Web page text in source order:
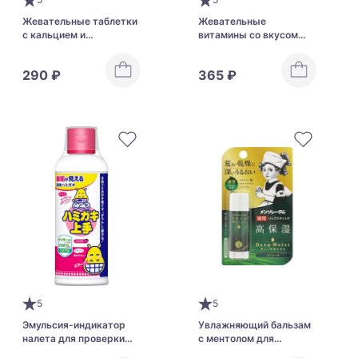
Жевательные таблетки
с кальцием и
Riken Children's Calcium
+ V.D Chewable
290 ₽
Жевательные
витамины со вкусом
поддержания ребенка в
период обучения Unimat
365 ₽
5
Эмульсия-индикатор
налета для проверки
5
Увлажняющий бальзам
с ментолом для